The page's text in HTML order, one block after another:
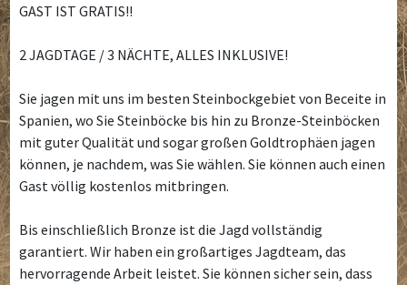
GAST IST GRATIS!!
2 JAGDTAGE / 3 NÄCHTE, ALLES INKLUSIVE!
Sie jagen mit uns im besten Steinbockgebiet von Beceite in
Spanien, wo Sie Steinböcke bis hin zu Bronze-Steinböcken
mit guter Qualität und sogar großen Goldtrophäen jagen
können, je nachdem, was Sie wählen. Sie können auch einen
Gast völlig kostenlos mitbringen.
Bis einschließlich Bronze ist die Jagd vollständig
garantiert. Wir haben ein großartiges Jagdteam, das
hervorragende Arbeit leistet. Sie können sicher sein, dass